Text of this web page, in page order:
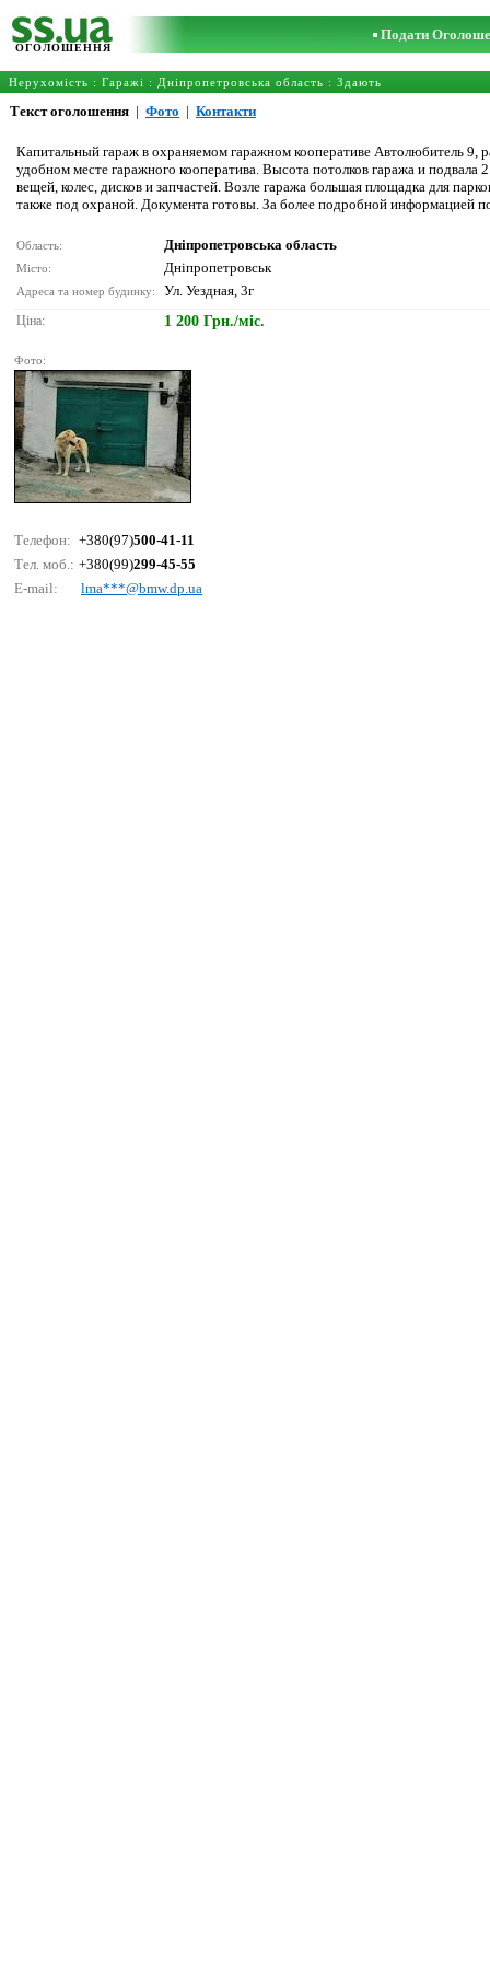
ОГОЛОШЕННЯ
Подати
Нерухомість : Гаражі : Дніпропетровська область : Здають
Текст оголошення | Фото | Контакти
Капитальный гараж в охраняемом гаражном кооперативе Автолюбитель
удобном месте гаражного кооператива. Высота потолков гаража и подвала
вещей, колес, дисков и запчастей. Возле гаража большая площадка для
также под охраной. Документа готовы. За более подробной информацией
Область: Дніпропетровська область
Місто: Дніпропетровськ
Адреса та номер будинку: Ул. Уездная, 3г
Ціна: 1 200 Грн./міс.
Фото:
Телефон: +380(97)500-41-11
Тел. моб.: +380(99)299-45-55
E-mail:
lmа***@bmw.dр.uа